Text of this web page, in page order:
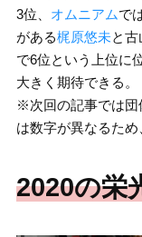
3位、 オムニアムで
がある梶原悠未と古
で6位という上位に
大きく期待できる。
※次回の記事では団
は数字が異なるた
2020の栄